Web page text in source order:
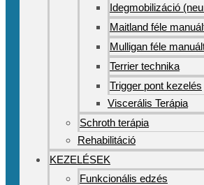
Idegmobilizáció
Maitland féle
Mulligan féle
Terrier technika
Trigger pont kezelés
Viscerális Terápia
Schroth terápia
Rehabilitáció
KEZELÉSEK
Funkcionális edzés